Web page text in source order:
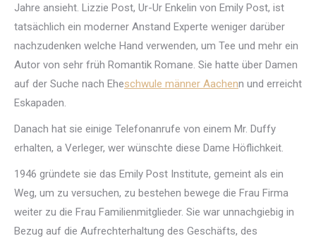
Jahre ansieht. Lizzie Post, Ur-Ur Enkelin von Emily Post, ist
tatsächlich ein moderner Anstand Experte weniger darüber
nachzudenken welche Hand verwenden, um Tee und mehr ein
Autor von sehr früh Romantik Romane. Sie hatte über Damen
auf der Suche nach Eheschwule männer Aachenn und erreicht
Eskapaden.
Danach hat sie einige Telefonanrufe von einem Mr. Duffy
erhalten, a Verleger, wer wünschte diese Dame Höflichkeit.
1946 gründete sie das Emily Post Institute, gemeint als ein
Weg, um zu versuchen, zu bestehen bewege die Frau Firma
weiter zu die Frau Familienmitglieder. Sie war unnachgiebig in
Bezug auf die Aufrechterhaltung des Geschäfts, des